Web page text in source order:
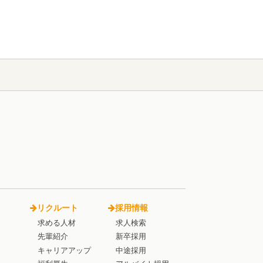
リクルート
求める人材
先輩紹介
キャリアアップ
採用情報
求人検索
新卒採用
中途採用